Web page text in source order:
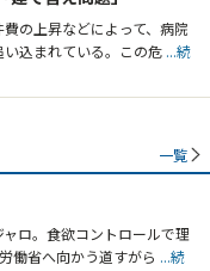
の上昇などによって、病院
込まれている。この危 ...続
一覧
ロ。食欲コントロールで理
働省へ向かう道すがら ...続